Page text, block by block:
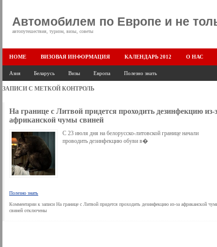
Автомобилем по Европе и не
автопутешествия, туризм, визы, советы
HOME ВИЗОВАЯ ИНФОРМАЦИЯ КАЛЕНДАРЬ 2012 О НАС
Азия Беларусь Визы Европа Полезно знать
ЗАПИСИ С МЕТКОЙ КОНТРОЛЬ
На границе с Литвой придется проходить дезинфекцию из-
африканской чумы свиней
C 23 июля дня на белорусско-литовской границе начали
проводить дезинфекцию обуви в�
Полезно знать
Комментарии к записи На границе с Литвой придется проходить дезинфекцию из-за африканской
свиней отключены